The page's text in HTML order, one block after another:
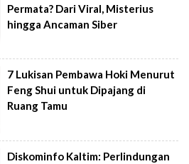
Permata? Dari Viral, Misterius
hingga Ancaman Siber
7 Lukisan Pembawa Hoki Menurut
Feng Shui untuk Dipajang di
Ruang Tamu
Diskominfo Kaltim: Perlindungan